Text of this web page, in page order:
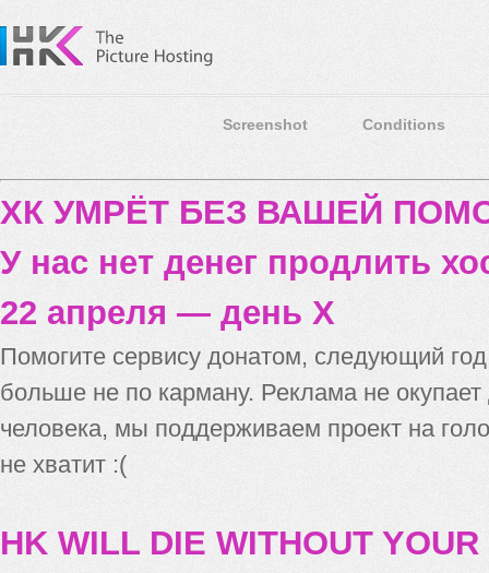
Screenshot Conditions
ХК УМРЁТ БЕЗ ВАШЕЙ
У нас нет денег продлить
22 апреля — день X
Помогите сервису донатом, следующий
больше не по карману. Реклама не
человека, мы поддерживаем проект на
не хватит :(
HK WILL DIE WITHOUT